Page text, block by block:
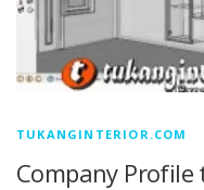
TUKANGINTERIOR.COM
Company